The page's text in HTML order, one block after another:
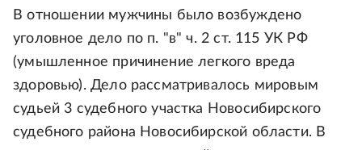
В отношении мужчины было возбуждено
уголовное дело по п. "в" ч. 2 ст. 115 УК РФ
(умышленное причинение легкого вреда
здоровью). Дело рассматривалось мировым
судьей 3 судебного участка Новосибирского
судебного района Новосибирской области. В